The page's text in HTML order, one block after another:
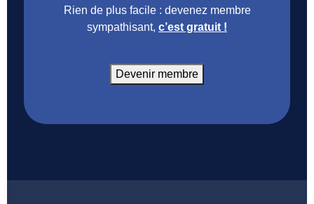
Rien de plus facile : devenez membre
sympathisant, c’est gratuit !
Devenir membre